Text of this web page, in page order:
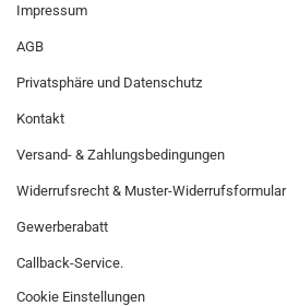
Impressum
AGB
Privatsphäre und Datenschutz
Kontakt
Versand- & Zahlungsbedingungen
Widerrufsrecht & Muster-Widerrufsformular
Gewerberabatt
Callback-Service.
Cookie Einstellungen